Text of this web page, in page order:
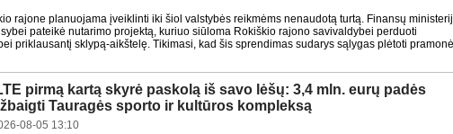
rajone planuojama įveiklinti iki šiol valstybės reikmėms nenaudotą turtą. Finansų
pateikė nutarimo projektą, kuriuo siūloma Rokiškio rajono savivaldybei perduoti
priklausantį sklypą-aikštelę. Tikimasi, kad šis sprendimas sudarys sąlygas plėtoti
pirmą kartą skyrė paskolą iš savo lėšų: 3,4 mln. eurų padės
Tauragės sporto ir kultūros kompleksą
08-05 13:10